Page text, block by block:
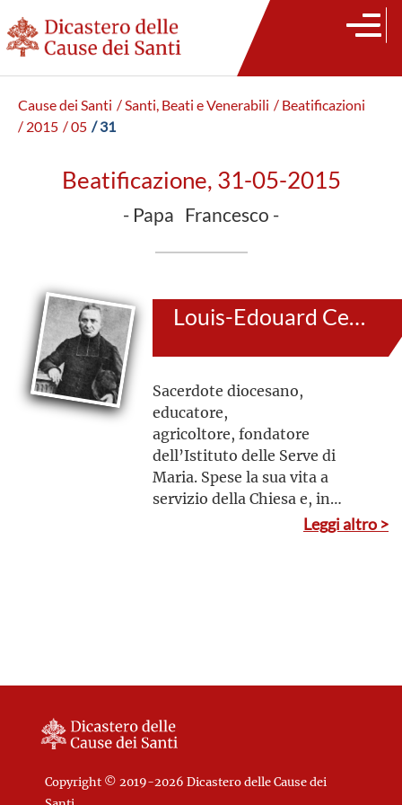
Cause dei Santi / Santi, Beati e Venerabili / Beatificazioni
/ 2015 / 05 / 31
Beatificazione, 31-05-2015
- Papa Francesco -
Louis-Edouard Cestac
Sacerdote diocesano,
educatore,
agricoltore, fondatore
dell’Istituto delle Serve di
Maria. Spese la sua vita a
servizio della Chiesa e, in
particolare, si distinse per il
Leggi altro >
Copyright © 2019-2026 Dicastero delle Cause dei